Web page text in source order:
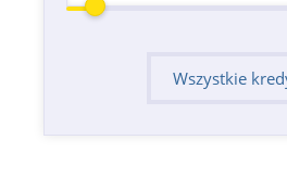
Wszystkie